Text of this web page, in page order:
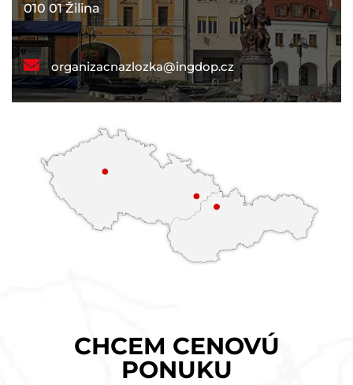
010 01 Žilina
organizacnazlozka@ingdop.cz
CHCEM CENOVÚ
PONUKU